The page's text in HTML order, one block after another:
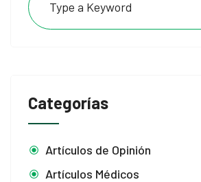
Categorías
Artículos de Opinión
Artículos Médicos